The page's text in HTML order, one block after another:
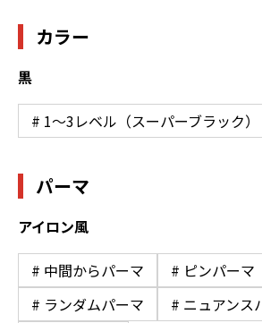
カラー
黒
# 1〜3レベル（スーパーブラック）
パーマ
アイロン風
# 中間からパーマ
# ピンパーマ
# ランダムパーマ
# ニュアンス